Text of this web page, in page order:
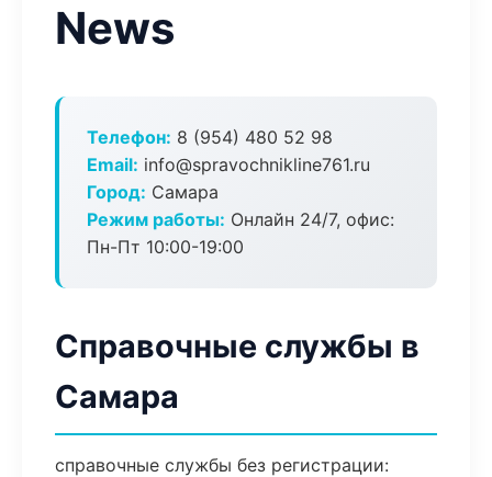
News
Телефон: 8 (954) 480 52 98
Email: info@spravochnikline761.ru
Город: Самара
Режим работы: Онлайн 24/7, офис:
Пн-Пт 10:00-19:00
Справочные службы в
Самара
справочные службы без регистрации: